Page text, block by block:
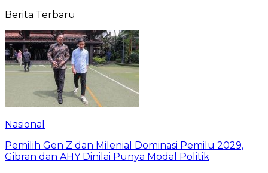
Berita Terbaru
Nasional
Pemilih Gen Z dan Milenial Dominasi Pemilu 2029,
Gibran dan AHY Dinilai Punya Modal Politik